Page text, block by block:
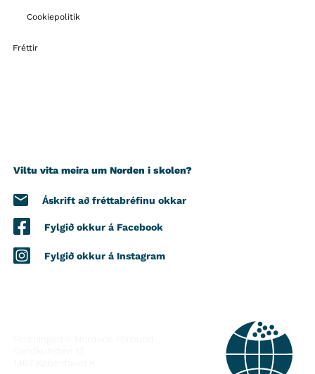
Cookiepolitik
Fréttir
Viltu vita meira um Norden i skolen?
Áskrift að fréttabréfinu okkar
Fylgið okkur á Facebook
Fylgið okkur á Instagram